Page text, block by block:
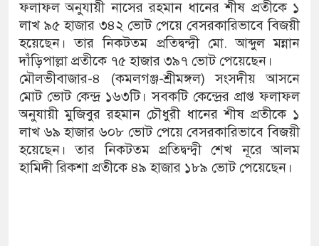
ফলাফল অনুযায়ী নাসের রহমান ধানের শীষ প্রতীকে ১
লাখ ৯৫ হাজার ৩৪২ ভোট পেয়ে বেসরকারিভাবে বিজয়ী
হয়েছেন। তার নিকটতম প্রতিদ্বন্দ্বী মো. আব্দুল মন্নান
দাঁড়িপাল্লা প্রতীকে ৭৫ হাজার ৩৯৭ ভোট পেয়েছেন।
মৌলভীবাজার-৪ (কমলগঞ্জ-শ্রীমঙ্গল) সংসদীয় আসনে
মোট ভোট কেন্দ্র ১৬৩টি। সবকটি কেন্দ্রের প্রাপ্ত ফলাফল
অনুযায়ী মুজিবুর রহমান চৌধুরী ধানের শীষ প্রতীকে ১
লাখ ৬৯ হাজার ৬০৮ ভোট পেয়ে বেসরকারিভাবে বিজয়ী
হয়েছেন। তার নিকটতম প্রতিদ্বন্দ্বী শেখ নূরে আলম
হামিদী রিকশা প্রতীকে ৪৯ হাজার ১৮৯ ভোট পেয়েছেন।